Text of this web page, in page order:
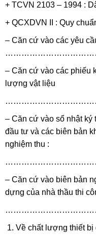
+ TCVN 2103 – 1994 :
+ QCXDVN II : Quy
– Căn cứ vào các yêu
– Căn cứ vào các phiếu
lượng vật liệu
– Căn cứ vào sổ nhật ký
đầu tư và các biên bản
nghiệm thu :
– Căn cứ vào biên bản
dựng của nhà thầu thi
Về chất lượng thiết bị